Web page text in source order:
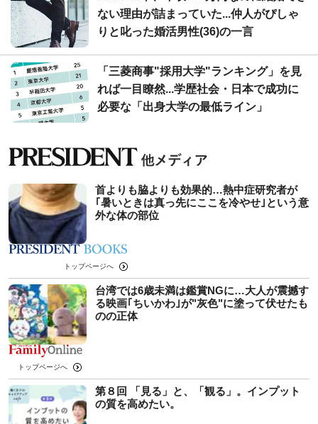
ない理由が詰まっていた...仲人がぴしゃ
りと叱った婚活男性(36)の一言
「三菱商事"採用大学"ランキング」を見
れば一目瞭然...学歴社会・日本で成功に
必要な「出身大学の最低ライン」
首よりも脇よりも効果的…熱中症研究者が
｢暑いときは真っ先にここを冷やせ｣という意
外な体の部位
トップページへ
台湾では6歳未満は鑑賞NGに…大人が震撼す
る映画｢ちいかわ｣が"灰色"に塗って伏せたも
のの正体
トップページへ
第８回 「見る」と、「観る」。インプット
の質を高めたい。